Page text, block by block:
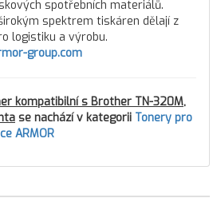
spotřebních materiálů.
spektrem tiskáren dělají z
logistiku a výrobu.
group.com
kompatibilní s Brother TN-320M,
se nachází v kategorii Tonery pro
ARMOR